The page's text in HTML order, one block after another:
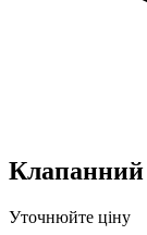
Уточнюйте ціну